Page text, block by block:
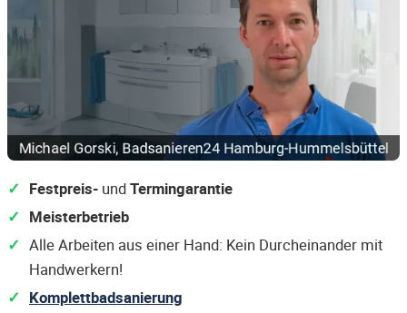
Festpreis- undTermingarantie
Meisterbetrieb
Alle Arbeiten aus einer Hand: Kein Durcheinander mit
Handwerkern!
Komplettbadsanierung